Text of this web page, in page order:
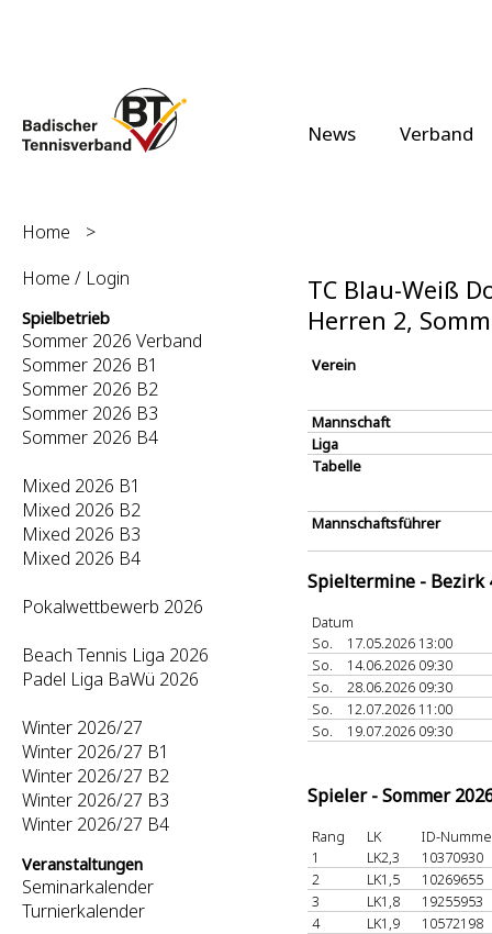
News Verband
Home
>
Home / Login
Spielbetrieb
Sommer 2026 Verband
Sommer 2026 B1
Sommer 2026 B2
Sommer 2026 B3
Sommer 2026 B4
Mixed 2026 B1
Mixed 2026 B2
Mixed 2026 B3
Mixed 2026 B4
Pokalwettbewerb 2026
Beach Tennis Liga 2026
Padel Liga BaWü 2026
Winter 2026/27
Winter 2026/27 B1
Winter 2026/27 B2
Winter 2026/27 B3
Winter 2026/27 B4
Veranstaltungen
Seminarkalender
Turnierkalender
TC Blau-Weiß
Herren 2,
Verein
Mannschaft
Liga
Tabelle
Mannschaftsführer
Spieltermine - Bezirk
Datum
So.
17.05.2026 13:00
So.
14.06.2026 09:30
So.
28.06.2026 09:30
So.
12.07.2026 11:00
So.
19.07.2026 09:30
Spieler - Sommer
Rang LK
ID-
1
LK2,3
10370930
2
LK1,5
10269655
3
LK1,8
19255953
4
LK1,9
10572198